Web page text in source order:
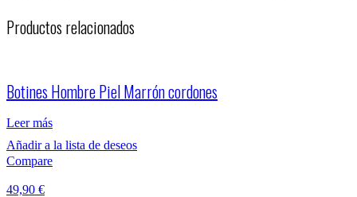
Productos relacionados
Botines Hombre Piel Marrón cordones
Leer más
Añadir a la lista de deseos
Compare
49,90 €